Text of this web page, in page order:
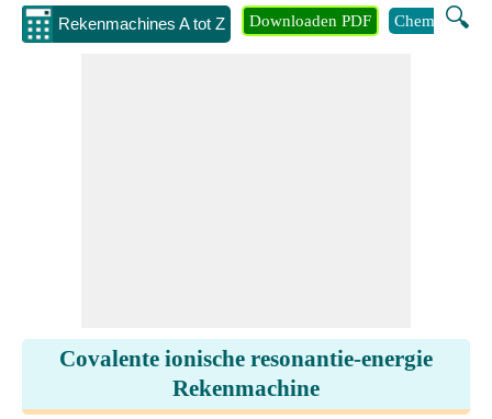
Rekenmachines A tot Z 🔍
Downloaden PDF Chemie
Covalente ionische resonantie-energie
Rekenmachine